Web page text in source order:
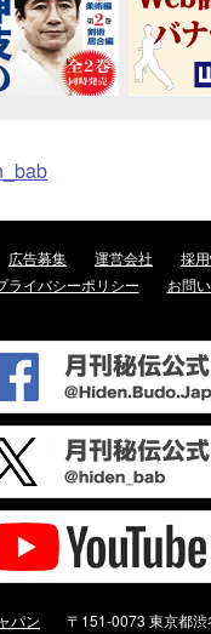
広告募集 運営会社
採
ライバシーポリシー
お問
パン
〒151-0073 東京都